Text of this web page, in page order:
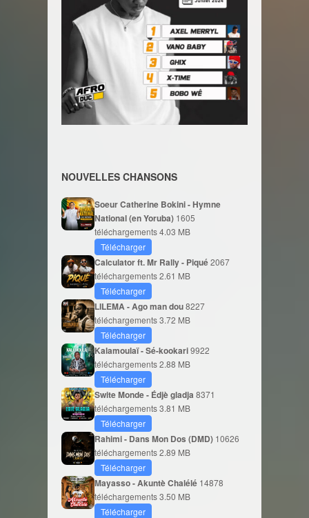
NOUVELLES CHANSONS
Soeur Catherine Bokini - Hymne
National (en Yoruba) 1605
téléchargements4.03 MB
Télécharger
Calculator ft. Mr Rally - Piqué2067
téléchargements2.61 MB
Télécharger
LILEMA - Ago man dou8227
téléchargements3.72 MB
Télécharger
Kalamoulaï - Sé-kookari9922
téléchargements2.88 MB
Télécharger
Swite Monde - Édjè gladja 8371
téléchargements3.81 MB
Télécharger
Rahimi - Dans Mon Dos (DMD) 10626
téléchargements2.89 MB
Télécharger
Mayasso - Akuntè Chalélé 14878
téléchargements3.50 MB
Télécharger